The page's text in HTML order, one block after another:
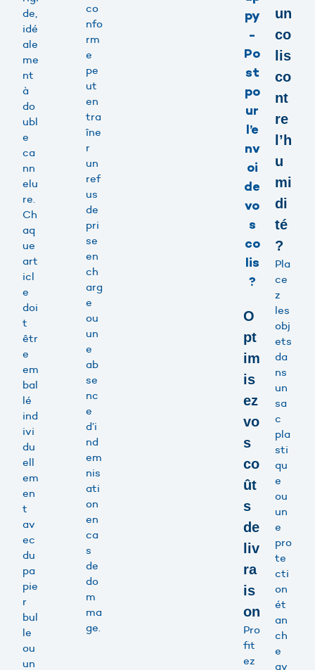
de,
idé
ale
me
nt
à
do
ubl
e
ca
nn
elu
re.
Ch
aq
ue
art
icl
e
doi
t
êtr
e
em
bal
lé
ind
ivi
du
ell
em
en
t
av
ec
du
pa
pie
r
bul
le
ou
un
co
nfo
rm
e
pe
ut
en
tra
îne
r
un
ref
us
de
pri
se
en
ch
arg
e
ou
un
e
ab
se
nc
e
d’i
nd
em
nis
ati
on
en
ca
s
de
do
m
ma
ge.
py
-
Po
st
po
ur
l’e
nv
oi
de
vo
s
co
lis
?
O
pt
im
is
ez
vo
s
co
ût
s
de
liv
ra
is
on
Pro
fit
ez
un
co
lis
co
nt
re
l’h
u
mi
di
té
?
Pla
ce
z
les
obj
ets
da
ns
un
sa
c
pla
sti
qu
e
ou
un
e
pro
te
cti
on
ét
an
ch
e
av